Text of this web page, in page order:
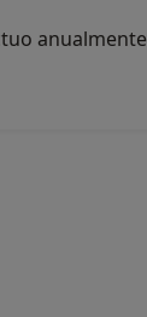
anualmente